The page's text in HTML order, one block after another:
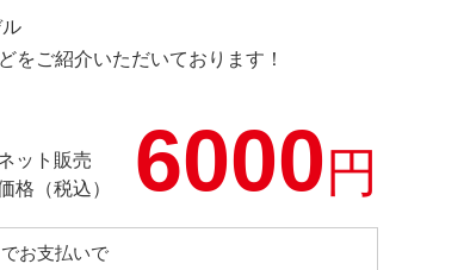
をご紹介いただいております！
ット販売
格（税込）
6000円
お支払いで